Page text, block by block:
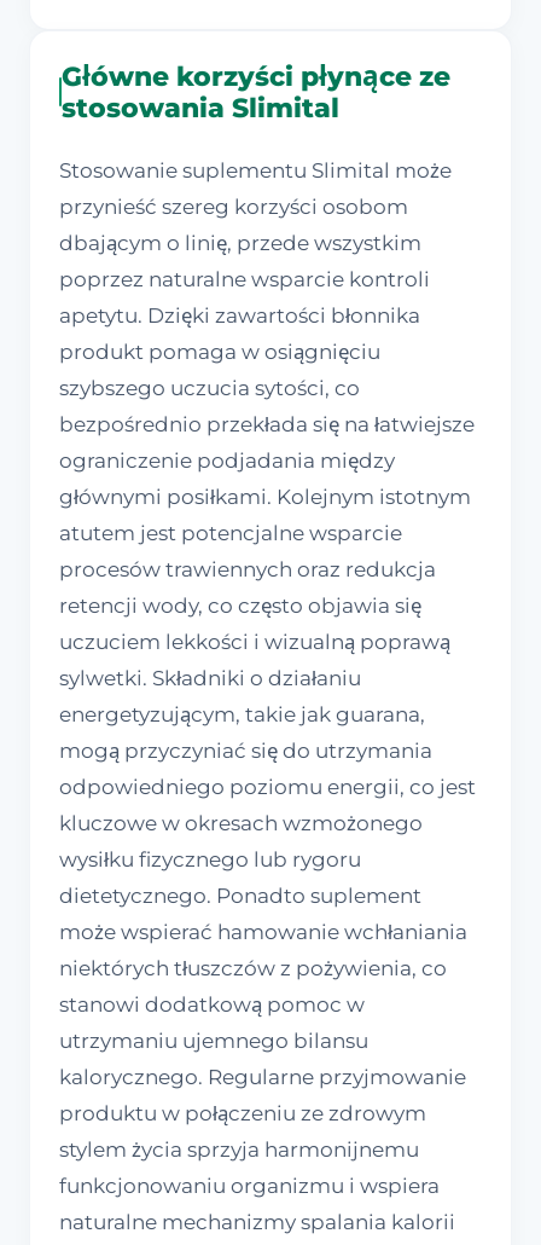
Główne korzyści płynące ze
stosowania Slimital
Stosowanie suplementu Slimital może
przynieść szereg korzyści osobom
dbającym o linię, przede wszystkim
poprzez naturalne wsparcie kontroli
apetytu. Dzięki zawartości błonnika
produkt pomaga w osiągnięciu
szybszego uczucia sytości, co
bezpośrednio przekłada się na łatwiejsze
ograniczenie podjadania między
głównymi posiłkami. Kolejnym istotnym
atutem jest potencjalne wsparcie
procesów trawiennych oraz redukcja
retencji wody, co często objawia się
uczuciem lekkości i wizualną poprawą
sylwetki. Składniki o działaniu
energetyzującym, takie jak guarana,
mogą przyczyniać się do utrzymania
odpowiedniego poziomu energii, co jest
kluczowe w okresach wzmożonego
wysiłku fizycznego lub rygoru
dietetycznego. Ponadto suplement
może wspierać hamowanie wchłaniania
niektórych tłuszczów z pożywienia, co
stanowi dodatkową pomoc w
utrzymaniu ujemnego bilansu
kalorycznego. Regularne przyjmowanie
produktu w połączeniu ze zdrowym
stylem życia sprzyja harmonijnemu
funkcjonowaniu organizmu i wspiera
naturalne mechanizmy spalania kalorii